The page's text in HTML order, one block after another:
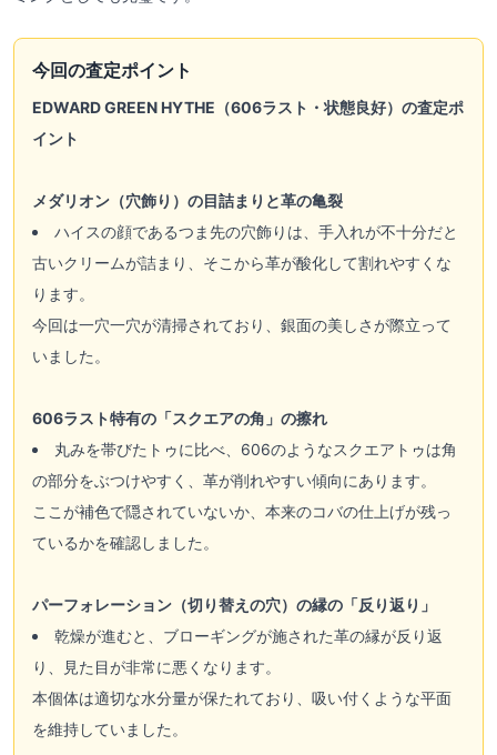
今回の査定ポイント
EDWARD GREEN HYTHE（606ラスト・状態良好）の査定ポ
イント
メダリオン（穴飾り）の目詰まりと革の亀裂
ハイスの顔であるつま先の穴飾りは、手入れが不十分だと
古いクリームが詰まり、そこから革が酸化して割れやすくな
ります。
今回は一穴一穴が清掃されており、銀面の美しさが際立って
いました。
606ラスト特有の「スクエアの角」の擦れ
丸みを帯びたトゥに比べ、606のようなスクエアトゥは角
の部分をぶつけやすく、革が削れやすい傾向にあります。
ここが補色で隠されていないか、本来のコバの仕上げが残っ
ているかを確認しました。
パーフォレーション（切り替えの穴）の縁の「反り返り」
乾燥が進むと、ブローギングが施された革の縁が反り返
り、見た目が非常に悪くなります。
本個体は適切な水分量が保たれており、吸い付くような平面
を維持していました。